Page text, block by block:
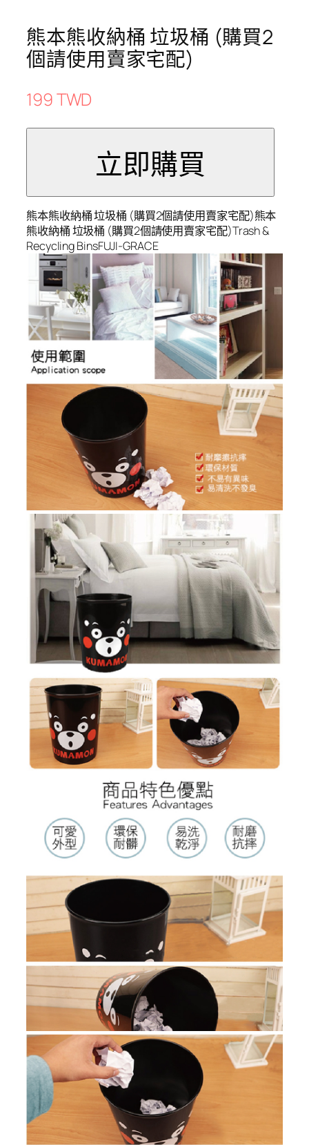
熊本熊收納桶 垃圾桶 (購買2
個請使用賣家宅配)
199 TWD
熊本熊收納桶 垃圾桶 (購買2個請使用賣家宅配)熊本
熊收納桶 垃圾桶 (購買2個請使用賣家宅配)Trash &
Recycling BinsFUJI-GRACE